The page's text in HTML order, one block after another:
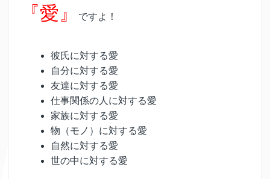
『愛』 ですよ！
彼氏に対する愛
自分に対する愛
友達に対する愛
仕事関係の人に対する愛
家族に対する愛
物（モノ）に対する愛
自然に対する愛
世の中に対する愛